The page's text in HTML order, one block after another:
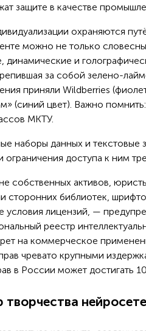
защите в качестве
охраняются
можно не только
и
за собой зелено-
приняли Wildberries
(синий цвет). Важно
МКТУ.
наборы данных и текстовые
доступа к ним
собственных активов,
сторонних библиотек,
условия лицензий, —
реестр
на коммерческое
чревато крупными
в России может достигать